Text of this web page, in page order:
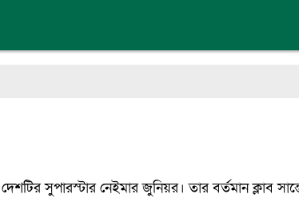
সুপারস্টার নেইমার জুনিয়র। তার বর্তমান ক্লাব